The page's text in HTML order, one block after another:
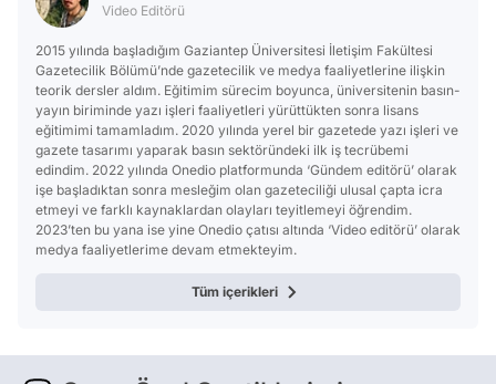
Video Editörü
2015 yılında başladığım Gaziantep Üniversitesi İletişim Fakültesi
Gazetecilik Bölümü’nde gazetecilik ve medya faaliyetlerine ilişkin
teorik dersler aldım. Eğitimim sürecim boyunca, üniversitenin basın-
yayın biriminde yazı işleri faaliyetleri yürüttükten sonra lisans
eğitimimi tamamladım. 2020 yılında yerel bir gazetede yazı işleri ve
gazete tasarımı yaparak basın sektöründeki ilk iş tecrübemi
edindim. 2022 yılında Onedio platformunda ‘Gündem editörü’ olarak
işe başladıktan sonra mesleğim olan gazeteciliği ulusal çapta icra
etmeyi ve farklı kaynaklardan olayları teyitlemeyi öğrendim.
2023’ten bu yana ise yine Onedio çatısı altında ‘Video editörü’ olarak
medya faaliyetlerime devam etmekteyim.
Tüm içerikleri